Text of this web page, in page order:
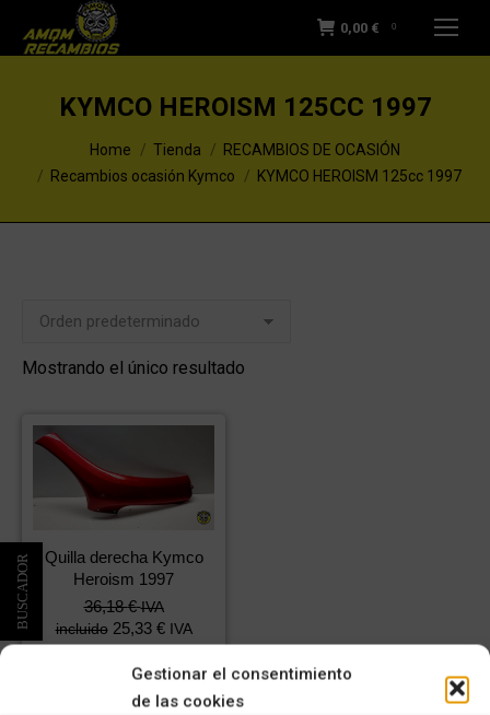
Gestionar el consentimiento
de las cookies
0,00 € 0
KYMCO HEROISM 125CC 1997
You are here:Home Tienda
RECAMBIOS DE OCASIÓN
Recambios ocasión Kymco
KYMCO HEROISM 125cc 1997
Mostrando el único resultado
Quilla derecha Kymco
Heroism 1997
36,18€ IVA
incluido 25,33 € IVA
incluido
Comprar